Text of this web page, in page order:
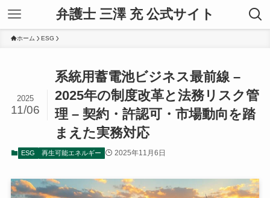
弁護士 三澤 充 公式サイト
ホーム ESG
系統用蓄電池ビジネス最前線 –
2025年の制度改革と法務リスク管
理 – 契約・許認可・市場動向を踏
まえた実務対応
2025
11/06
ESG 再生可能エネルギー 2025年11月6日